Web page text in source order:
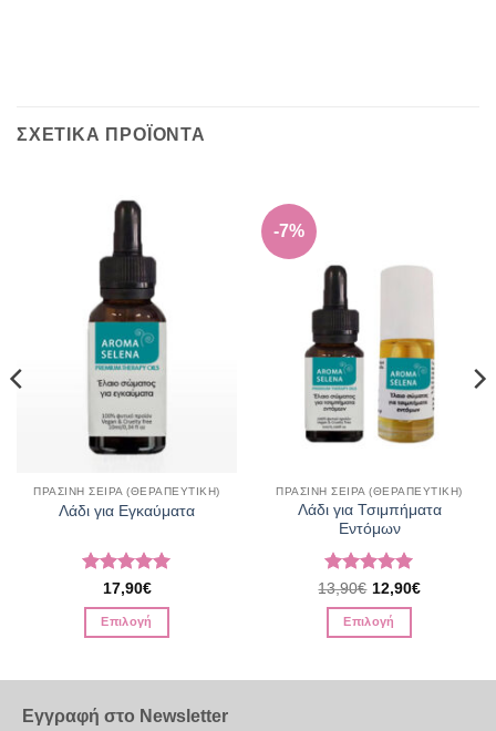
ΣΧΕΤΙΚΑ ΠΡΟΪΟΝΤΑ
ΠΡΑΣΙΝΗ ΣΕΙΡΑ (ΘΕΡΑΠΕΥΤΙΚΗ)
Λάδι για Εγκαύματα
Βαθμολογήθηκε
με5από 5
17,90€
Επιλογή
έχει
-7%
ΠΡΑΣΙΝΗ ΣΕΙΡΑ (ΘΕΡΑΠΕΥΤΙΚΗ)
Λάδι για Τσιμπήματα
Εντόμων
Βαθμολογήθηκε
με5από 5
13,90€ 12,90€
Επιλογή
Εγγραφή στο Newsletter